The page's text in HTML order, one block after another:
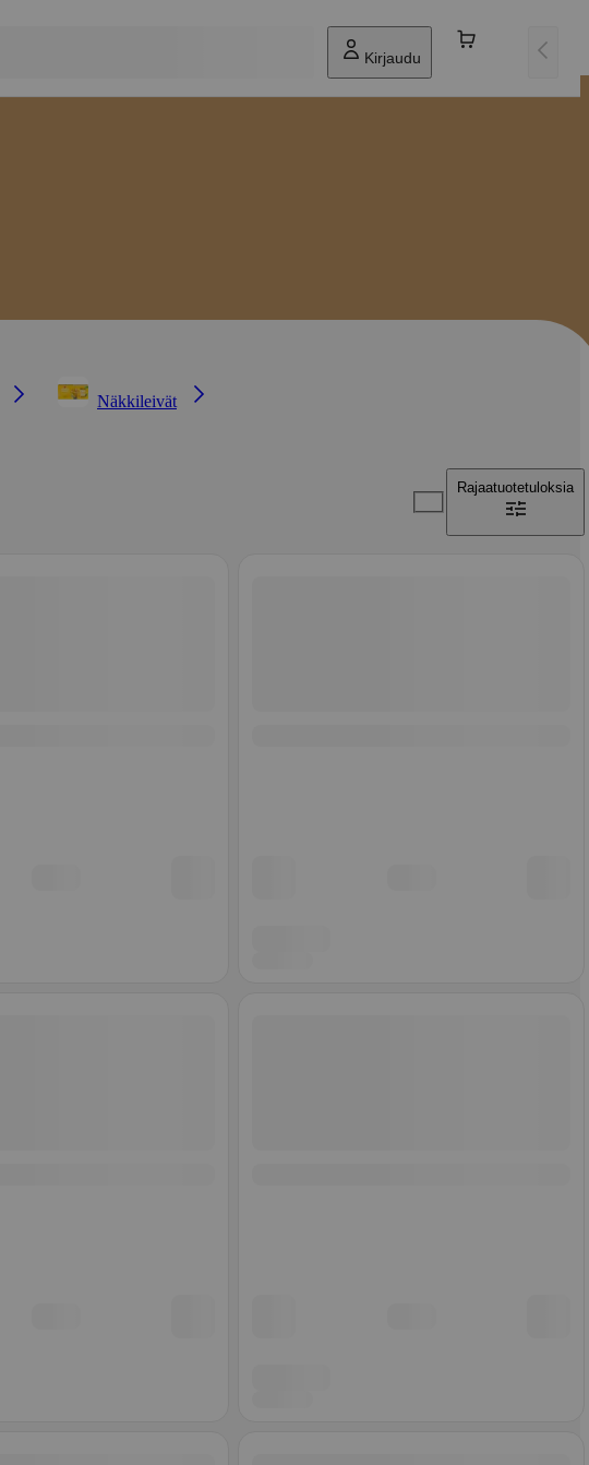
Kirjaudu
Näkkileivät
Rajaatuotetuloksia